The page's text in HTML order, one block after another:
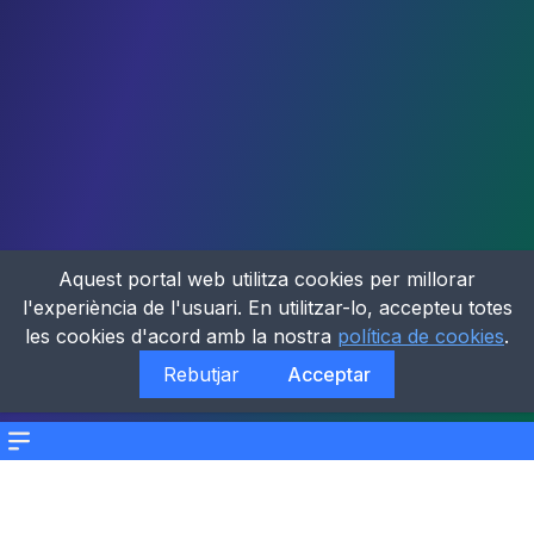
Menu
Aquest portal web utilitza cookies per millorar
l'experiència de l'usuari. En utilitzar-lo, accepteu totes
les cookies d'acord amb la nostra política de cookies.
Rebutjar
Acceptar